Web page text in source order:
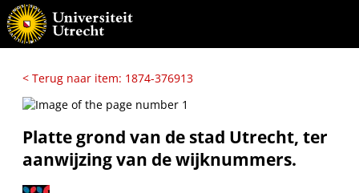
< Terug naar item: 1874-376913
Platte grond van de stad Utrecht, ter
aanwijzing van de wijknummers.